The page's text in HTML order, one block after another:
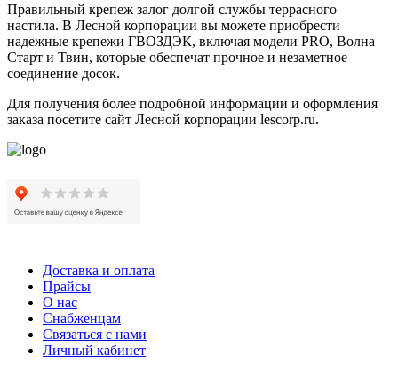
Правильный крепеж залог долгой службы террасного
настила. В Лесной корпорации вы можете приобрести
надежные крепежи ГВОЗДЭК, включая модели PRO, Волна
Старт и Твин, которые обеспечат прочное и незаметное
соединение досок.
Для получения более подробной информации и оформления
заказа посетите сайт Лесной корпорации lescorp.ru.
Доставка и оплата
Прайсы
О нас
Снабженцам
Связаться с нами
Личный кабинет